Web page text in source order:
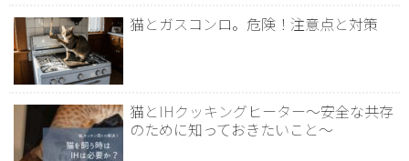
猫とガスコンロ。危険！注意点と対策
猫とIHクッキングヒーター～安全な共存
のために知っておきたいこと～